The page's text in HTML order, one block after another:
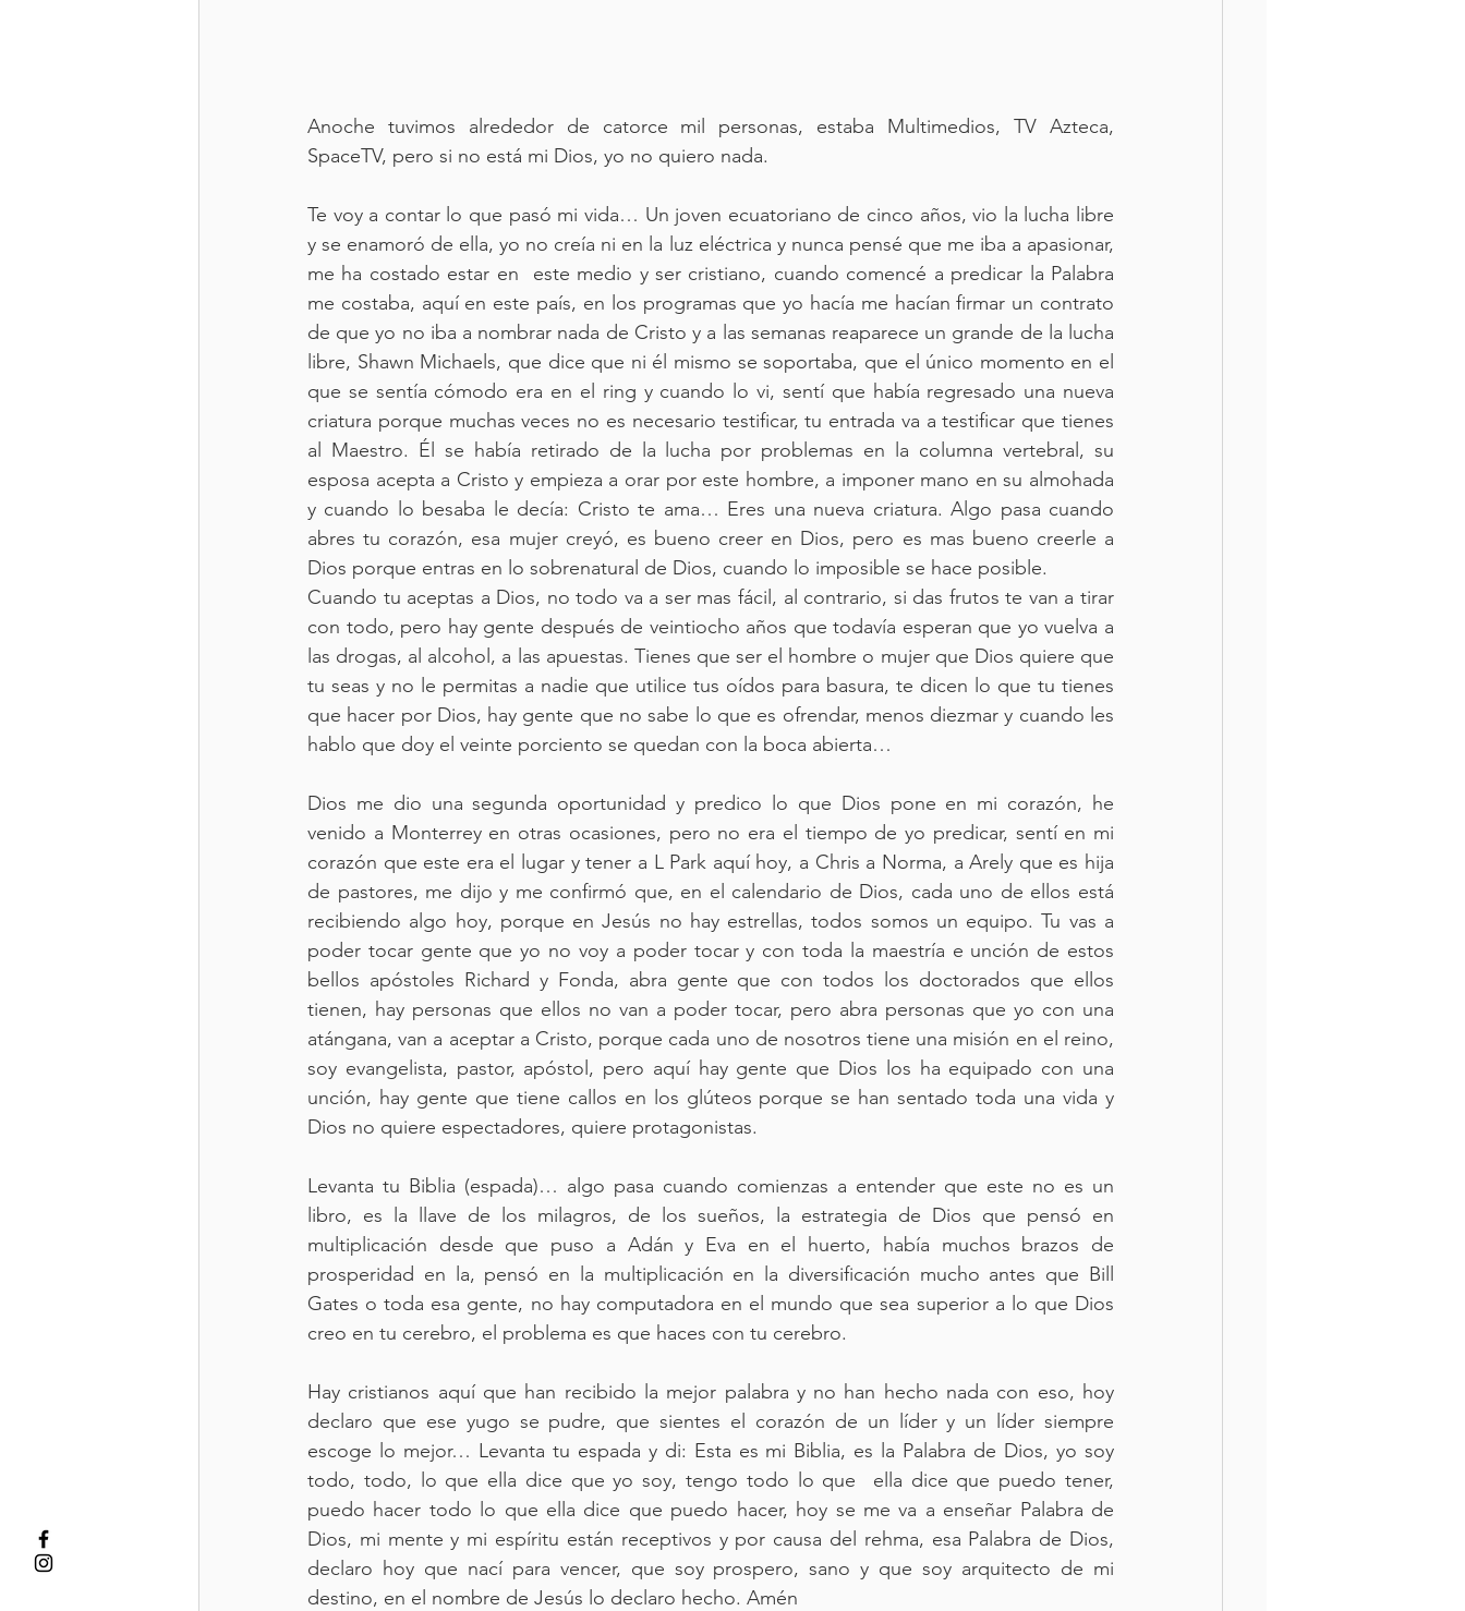
Anoche tuvimos alrededor de catorce mil personas, estaba Multimedios, TV Azteca,
SpaceTV, pero si no está mi Dios, yo no quiero nada.
Te voy a contar lo que pasó mi vida… Un joven ecuatoriano de cinco años, vio la lucha libre
y se enamoró de ella, yo no creía ni en la luz eléctrica y nunca pensé que me iba a apasionar,
me ha costado estar en  este medio y ser cristiano, cuando comencé a predicar la Palabra
me costaba, aquí en este país, en los programas que yo hacía me hacían firmar un contrato
de que yo no iba a nombrar nada de Cristo y a las semanas reaparece un grande de la lucha
libre, Shawn Michaels, que dice que ni él mismo se soportaba, que el único momento en el
que se sentía cómodo era en el ring y cuando lo vi, sentí que había regresado una nueva
criatura porque muchas veces no es necesario testificar, tu entrada va a testificar que tienes
al Maestro. Él se había retirado de la lucha por problemas en la columna vertebral, su
esposa acepta a Cristo y empieza a orar por este hombre, a imponer mano en su almohada
y cuando lo besaba le decía: Cristo te ama… Eres una nueva criatura. Algo pasa cuando
abres tu corazón, esa mujer creyó, es bueno creer en Dios, pero es mas bueno creerle a
Dios porque entras en lo sobrenatural de Dios, cuando lo imposible se hace posible.
Cuando tu aceptas a Dios, no todo va a ser mas fácil, al contrario, si das frutos te van a tirar
con todo, pero hay gente después de veintiocho años que todavía esperan que yo vuelva a
las drogas, al alcohol, a las apuestas. Tienes que ser el hombre o mujer que Dios quiere que
tu seas y no le permitas a nadie que utilice tus oídos para basura, te dicen lo que tu tienes
que hacer por Dios, hay gente que no sabe lo que es ofrendar, menos diezmar y cuando les
hablo que doy el veinte porciento se quedan con la boca abierta…
Dios me dio una segunda oportunidad y predico lo que Dios pone en mi corazón, he
venido a Monterrey en otras ocasiones, pero no era el tiempo de yo predicar, sentí en mi
corazón que este era el lugar y tener a L Park aquí hoy, a Chris a Norma, a Arely que es hija
de pastores, me dijo y me confirmó que, en el calendario de Dios, cada uno de ellos está
recibiendo algo hoy, porque en Jesús no hay estrellas, todos somos un equipo. Tu vas a
poder tocar gente que yo no voy a poder tocar y con toda la maestría e unción de estos
bellos apóstoles Richard y Fonda, abra gente que con todos los doctorados que ellos
tienen, hay personas que ellos no van a poder tocar, pero abra personas que yo con una
atángana, van a aceptar a Cristo, porque cada uno de nosotros tiene una misión en el reino,
soy evangelista, pastor, apóstol, pero aquí hay gente que Dios los ha equipado con una
unción, hay gente que tiene callos en los glúteos porque se han sentado toda una vida y
Dios no quiere espectadores, quiere protagonistas.
Levanta tu Biblia (espada)… algo pasa cuando comienzas a entender que este no es un
libro, es la llave de los milagros, de los sueños, la estrategia de Dios que pensó en
multiplicación desde que puso a Adán y Eva en el huerto, había muchos brazos de
prosperidad en la, pensó en la multiplicación en la diversificación mucho antes que Bill
Gates o toda esa gente, no hay computadora en el mundo que sea superior a lo que Dios
creo en tu cerebro, el problema es que haces con tu cerebro.
Hay cristianos aquí que han recibido la mejor palabra y no han hecho nada con eso, hoy
declaro que ese yugo se pudre, que sientes el corazón de un líder y un líder siempre
escoge lo mejor… Levanta tu espada y di: Esta es mi Biblia, es la Palabra de Dios, yo soy
todo, todo, lo que ella dice que yo soy, tengo todo lo que  ella dice que puedo tener,
puedo hacer todo lo que ella dice que puedo hacer, hoy se me va a enseñar Palabra de
Dios, mi mente y mi espíritu están receptivos y por causa del rehma, esa Palabra de Dios,
declaro hoy que nací para vencer, que soy prospero, sano y que soy arquitecto de mi
destino, en el nombre de Jesús lo declaro hecho. Amén